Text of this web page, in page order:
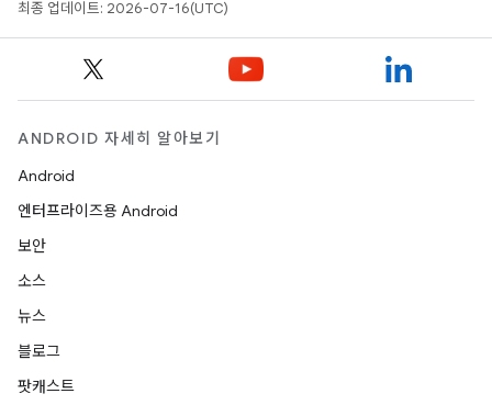
최종 업데이트: 2026-07-16(UTC)
ANDROID 자세히 알아보기
Android
엔터프라이즈용 Android
보안
소스
뉴스
블로그
팟캐스트